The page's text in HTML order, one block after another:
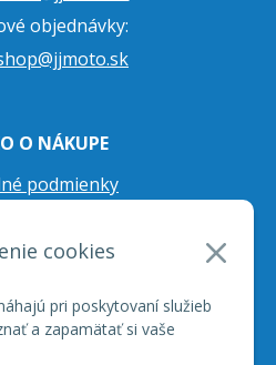
cookies
pri poskytovaní služieb
a zapamätať si vaše
objednávky:
O NÁKUPE
podmienky
podmienky